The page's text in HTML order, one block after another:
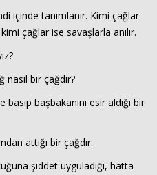
içinde tanımlanır. Kimi çağlar
çağlar ise savaşlarla anılır.
bir çağdır?
başbakanını esir aldığı bir
attığı bir çağdır.
şiddet uyguladığı, hatta